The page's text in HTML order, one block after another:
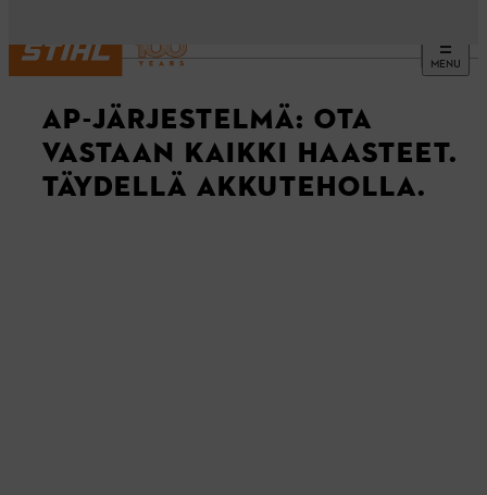
MENU
AP-JÄRJESTELMÄ: OTA
VASTAAN KAIKKI HAASTEET.
TÄYDELLÄ AKKUTEHOLLA.